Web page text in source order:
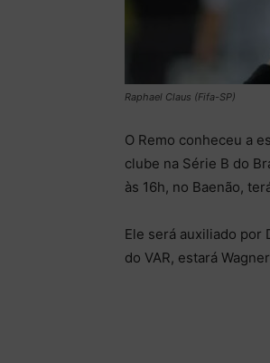
Raphael Claus (Fifa-SP)
O Remo conheceu a
clube na Série B do
às 16h, no Baenão,
Ele será auxiliado por
do VAR, estará